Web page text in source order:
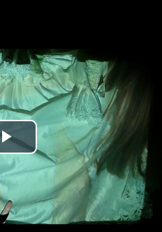
Play
Video